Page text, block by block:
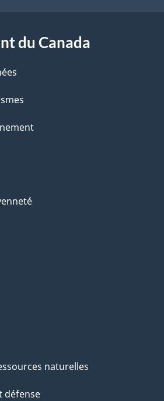
du Canada
naturelles
défense